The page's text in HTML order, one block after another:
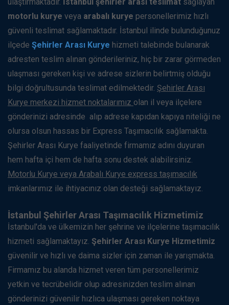
motorlu kurye veya arabalı kurye personellerimiz hızlı
güvenli teslimat sağlamaktadır. İstanbul ilinde bulunduğunuz
ilçede Şehirler Arası Kurye hizmeti talebinde bulanarak
adresten teslim alınan gönderileriniz, hiç bir zarar görmeden
ulaşması gereken kişi ve adrese sizlerin belirtmiş olduğu
bilgi doğrultusunda teslimat edilmektedir. Şehirler Arası
Kurye merkezi hizmet noktalarımız olan il veya ilçelere
gönderinizi adresinde alıp adrese kapıdan kapıya niteliği ne
olursa olsun hassas bir Express Taşımacılık sağlamakta.
Şehirler Arası Kurye faaliyetinde firmamız adını duyuran
hem hafta içi hem de hafta sonu destek alabilirsiniz.
Motorlu Kurye veya Arabalı Kurye express taşımacılık
imkanlarımız ile ihtiyacınız olan desteği sağlamaktayız.
İstanbul Şehirler Arası Taşımacılık Hizmetimiz
İstanbul'da ve ülkemizin her şehrine ve ilçelerine taşımacılık
hizmeti sağlamaktayız. Şehirler Arası Kurye Hizmetimiz
güvenilir ve hızlı ve daima sizler için zaman ile yarışmakta.
Firmamız bu alanda hizmet veren tüm personellerimiz
yetkin ve tecrübelidir olup adresinizden teslim alınan
gönderinizi güvenilir hızlıca ulaşması gereken noktaya